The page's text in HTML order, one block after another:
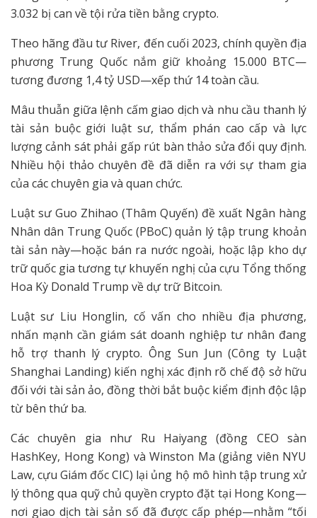
3.032 bị can về tội rửa tiền bằng crypto.
Theo hãng đầu tư River, đến cuối 2023, chính quyền địa
phương Trung Quốc nắm giữ khoảng 15.000 BTC—
tương đương 1,4 tỷ USD—xếp thứ 14 toàn cầu.
Mâu thuẫn giữa lệnh cấm giao dịch và nhu cầu thanh lý
tài sản buộc giới luật sư, thẩm phán cao cấp và lực
lượng cảnh sát phải gấp rút bàn thảo sửa đổi quy định.
Nhiều hội thảo chuyên đề đã diễn ra với sự tham gia
của các chuyên gia và quan chức.
Luật sư Guo Zhihao (Thâm Quyến) đề xuất Ngân hàng
Nhân dân Trung Quốc (PBoC) quản lý tập trung khoản
tài sản này—hoặc bán ra nước ngoài, hoặc lập kho dự
trữ quốc gia tương tự khuyến nghị của cựu Tổng thống
Hoa Kỳ Donald Trump về dự trữ Bitcoin.
Luật sư Liu Honglin, cố vấn cho nhiều địa phương,
nhấn mạnh cần giám sát doanh nghiệp tư nhân đang
hỗ trợ thanh lý crypto. Ông Sun Jun (Công ty Luật
Shanghai Landing) kiến nghị xác định rõ chế độ sở hữu
đối với tài sản ảo, đồng thời bắt buộc kiểm định độc lập
từ bên thứ ba.
Các chuyên gia như Ru Haiyang (đồng CEO sàn
HashKey, Hong Kong) và Winston Ma (giảng viên NYU
Law, cựu Giám đốc CIC) lại ủng hộ mô hình tập trung xử
lý thông qua quỹ chủ quyền crypto đặt tại Hong Kong—
nơi giao dịch tài sản số đã được cấp phép—nhằm “tối